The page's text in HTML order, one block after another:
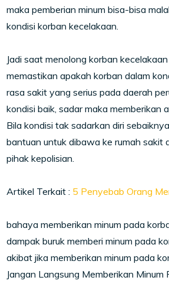
maka pemberian minum bisa-bisa
kondisi korban kecelakaan.
Jadi saat menolong korban
memastikan apakah korban dalam
rasa sakit yang serius pada daerah
kondisi baik, sadar maka memberikan
Bila kondisi tak sadarkan diri
bantuan untuk dibawa ke rumah sakit
pihak kepolisian.
Artikel Terkait : 5 Penyebab Orang
bahaya memberikan minum pada
dampak buruk memberi minum pada
akibat jika memberikan minum pada
Jangan Langsung Memberikan Minum